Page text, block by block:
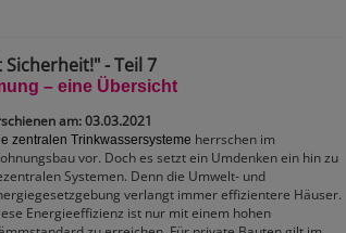
- Teil 7
– eine Übersicht
am: 03.03.2021
zentralen Trinkwassersysteme herrschen im
vor. Doch es setzt ein Umdenken ein hin zu
Systemen. Denn die Umwelt- und
verlangt immer effizientere Häuser.
Energieeffizienz ist nur mit einem hohen